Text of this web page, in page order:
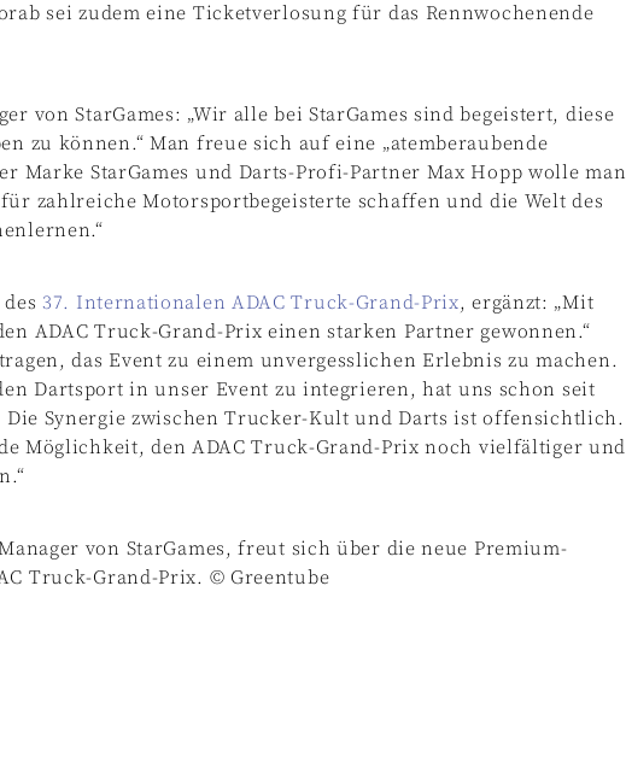
sei zudem eine Ticketverlosung für das Rennwochenende
von StarGames: „Wir alle bei StarGames sind begeistert, diese
zu können.“ Man freue sich auf eine „atemberaubende
Marke StarGames und Darts-Profi-Partner Max Hopp wolle man
zahlreiche Motorsportbegeisterte schaffen und die Welt des
37. Internationalen ADAC Truck-Grand-Prix, ergänzt: „Mit
ADAC Truck-Grand-Prix einen starken Partner gewonnen.“
das Event zu einem unvergesslichen Erlebnis zu machen.
Dartsport in unser Event zu integrieren, hat uns schon seit
Die Synergie zwischen Trucker-Kult und Darts ist offensichtlich.
Möglichkeit, den ADAC Truck-Grand-Prix noch vielfältiger und
von StarGames, freut sich über die neue Premium-
Truck-Grand-Prix. © Greentube